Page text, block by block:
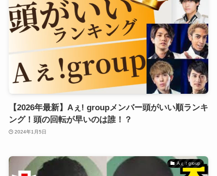
【2026年最新】Aぇ! groupメンバー頭がいい順ランキ
ング！頭の回転が早いのは誰！？
2024年1月5日
Aぇ！group